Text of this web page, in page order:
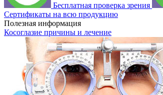
Бесплатная проверка зрения
Сертификаты на всю продукцию
Полезная информация
Косоглазие причины и лечение